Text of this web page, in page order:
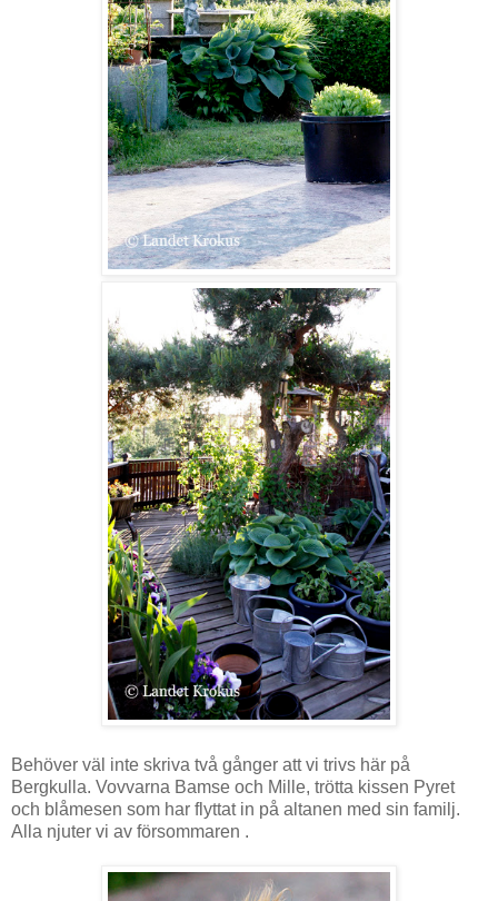
Behöver väl inte skriva två gånger att vi trivs här på
Bergkulla. Vovvarna Bamse och Mille, trötta kissen Pyret
och blåmesen som har flyttat in på altanen med sin familj.
Alla njuter vi av försommaren .